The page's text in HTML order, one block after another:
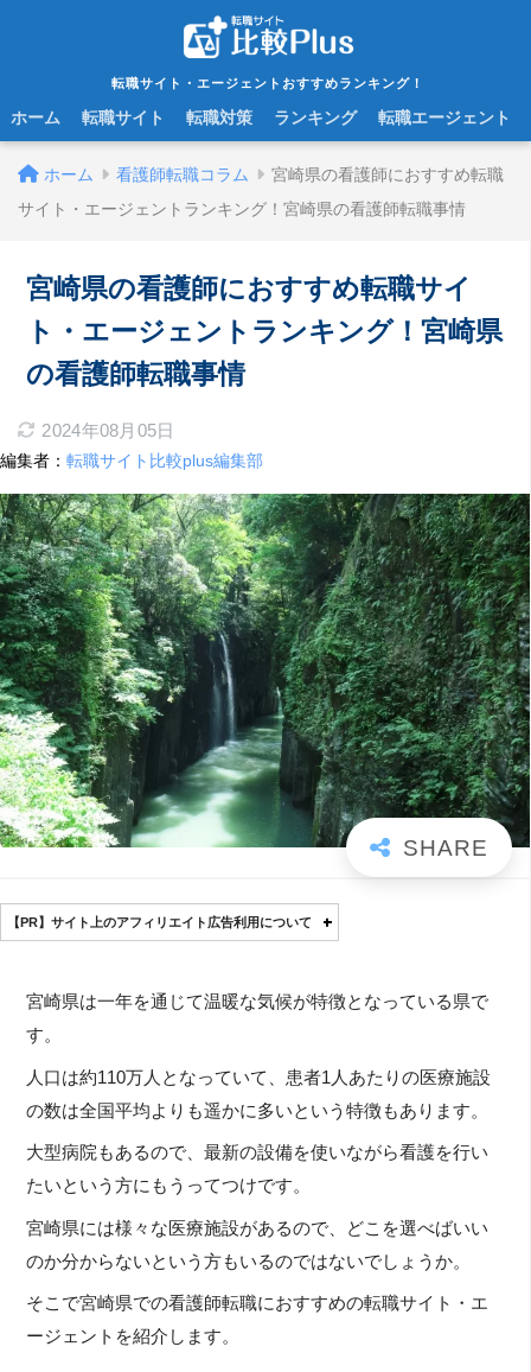
転職サイト・エージェントおすすめランキング！
ホーム 転職サイト 転職対策 ランキング 転職エージェント
ホーム 看護師転職コラム
宮崎県の看護師におすすめ転職
サイト・エージェントランキング！宮崎県の看護師転職事情
宮崎県の看護師におすすめ転職サイ
ト・エージェントランキング！宮崎県
の看護師転職事情
2024年08月05日
編集者： 転職サイト比較plus編集部
【PR】サイト上のアフィリエイト広告利用について
宮崎県は一年を通じて温暖な気候が特徴となっている県で
す。
人口は約110万人となっていて、患者1人あたりの医療施設
の数は全国平均よりも遥かに多いという特徴もあります。
大型病院もあるので、最新の設備を使いながら看護を行い
たいという方にもうってつけです。
宮崎県には様々な医療施設があるので、どこを選べばいい
のか分からないという方もいるのではないでしょうか。
そこで宮崎県での看護師転職におすすめの転職サイト・エ
ージェントを紹介します。